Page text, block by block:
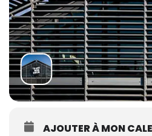
AJOUTER À MON